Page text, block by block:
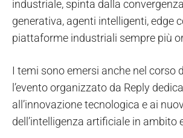
industriale, spinta dalla
generativa, agenti intelligenti, edge
piattaforme industriali sempre più
I temi sono emersi anche nel corso
l’evento organizzato da Reply
all’innovazione tecnologica e ai
dell’intelligenza artificiale in ambito